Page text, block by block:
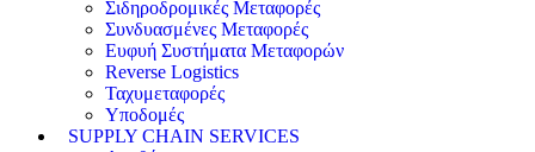
Σιδηροδρομικές Μεταφορές
Συνδυασμένες Μεταφορές
Ευφυή Συστήματα Μεταφορών
Reverse Logistics
Ταχυμεταφορές
Υποδομές
SUPPLY CHAIN SERVICES